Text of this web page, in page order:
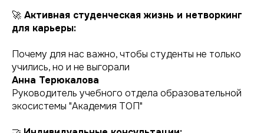
🚀 Активная студенческая жизнь и нетворкинг
для карьеры:
Почему для нас важно, чтобы студенты не только
учились, но и не выгорали
Анна Терюкалова
Руководитель учебного отдела образовательной
экосистемы "Академия ТОП"